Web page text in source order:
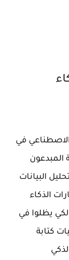
الاصطناعي في
المبدعون
البيانات
الذكاء
يظلوا في
كتابة